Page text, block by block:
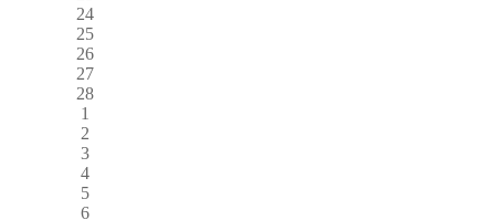
24
25
26
27
28
1
2
3
4
5
6